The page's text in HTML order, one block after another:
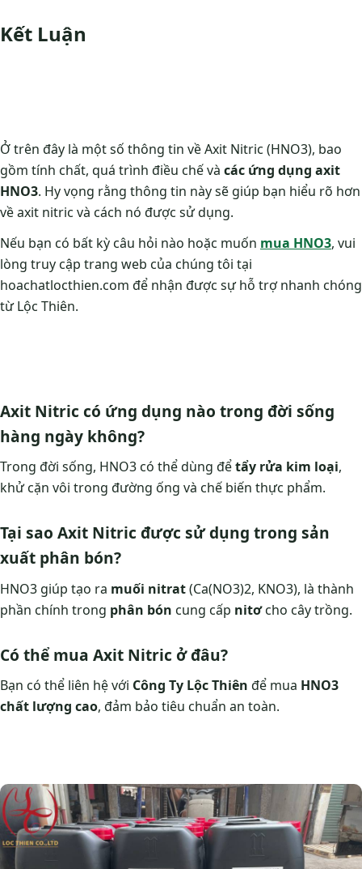
Kết Luận
Ở trên đây là một số thông tin về Axit Nitric (HNO3), bao
gồm tính chất, quá trình điều chế và các ứng dụng axit
HNO3. Hy vọng rằng thông tin này sẽ giúp bạn hiểu rõ hơn
về axit nitric và cách nó được sử dụng.
Nếu bạn có bất kỳ câu hỏi nào hoặc muốn mua HNO3, vui
lòng truy cập trang web của chúng tôi tại
hoachatlocthien.com để nhận được sự hỗ trợ nhanh chóng
từ Lộc Thiên.
Axit Nitric có ứng dụng nào trong đời sống
hàng ngày không?
Trong đời sống, HNO3 có thể dùng đểtẩy rửa kim loại,
khử cặn vôi trong đường ống và chế biến thực phẩm.
Tại sao Axit Nitric được sử dụng trong sản
xuất phân bón?
HNO3 giúp tạo ra muối nitrat(Ca(NO3)2, KNO3), là thành
phần chính trong phân bón cung cấp nitơcho cây trồng.
Có thể mua Axit Nitric ở đâu?
Bạn có thể liên hệ với Công Ty Lộc Thiên để mua HNO3
chất lượng cao, đảm bảo tiêu chuẩn an toàn.